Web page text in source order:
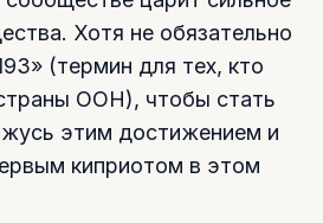
Хотя не обязательно
(термин для тех, кто
ООН), чтобы стать
этим достижением и
киприотом в этом